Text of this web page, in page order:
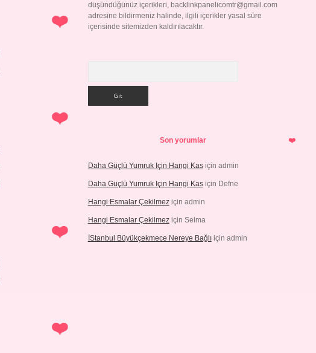
düşündüğünüz içerikleri, backlinkpanelicomtr@gmail.com
adresine bildirmeniz halinde, ilgili içerikler yasal süre
içerisinde sitemizden kaldırılacaktır.
Son yorumlar
Daha Güçlü Yumruk Için Hangi Kasiçin admin
Daha Güçlü Yumruk Için Hangi Kasiçin Defne
Hangi Esmalar Çekilmeziçin admin
Hangi Esmalar Çekilmeziçin Selma
İStanbul Büyükçekmece Nereye Bağlıiçin admin